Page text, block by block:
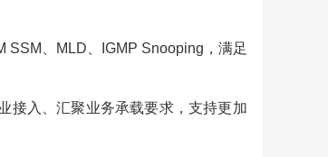
SSM、MLD、IGMP Snooping，满足
接入、汇聚业务承载要求，支持更加